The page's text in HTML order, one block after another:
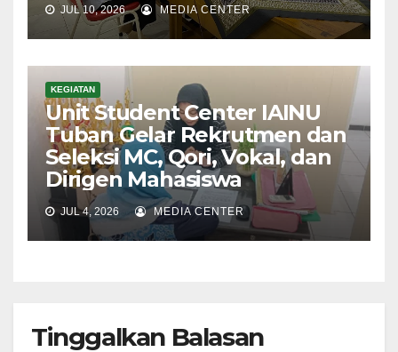
JUL 10, 2026 MEDIA CENTER
KEGIATAN
Unit Student Center IAINU
Tuban Gelar Rekrutmen dan
Seleksi MC, Qori, Vokal, dan
Dirigen Mahasiswa
JUL 4, 2026 MEDIA CENTER
Tinggalkan Balasan